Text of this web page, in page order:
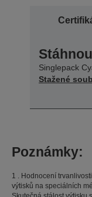
Singlepack
Stažené
Poznámky:
1 . Hodnocení
výtisků na speciálních